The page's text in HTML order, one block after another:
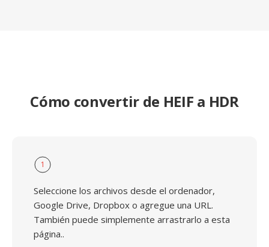
Cómo convertir de HEIF a HDR
1
Seleccione los archivos desde el ordenador,
Google Drive, Dropbox o agregue una URL.
También puede simplemente arrastrarlo a esta
página..